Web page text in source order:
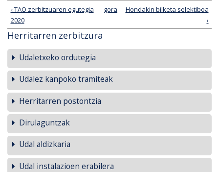
‹ TAO zerbitzuaren egutegia
2020
gora
Hondakin bilketa selektiboa
›
Herritarren zerbitzura
Udaletxeko ordutegia
Udalez kanpoko tramiteak
Herritarren postontzia
Dirulaguntzak
Udal aldizkaria
Udal instalazioen erabilera